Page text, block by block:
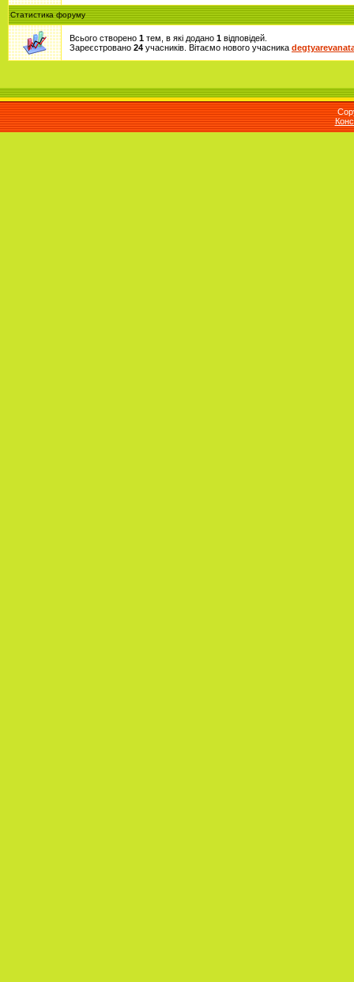
Статистика форуму
Всього створено 1 тем, в які додано 1 відповідей.
Зареєстровано 24 учасників. Вітаємо нового учасника